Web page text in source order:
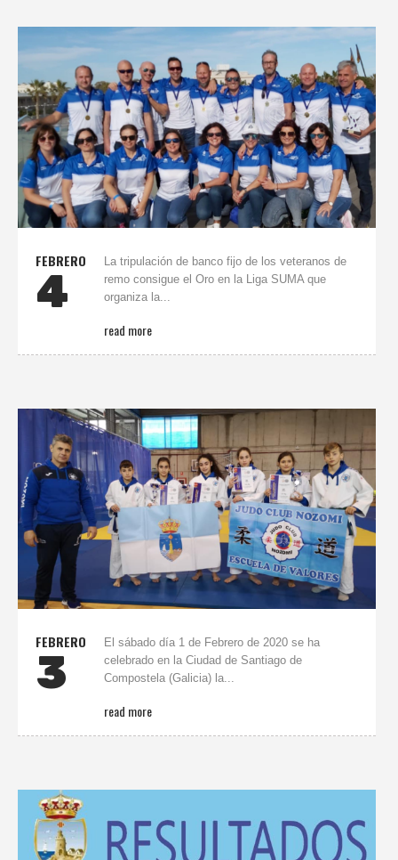
FEBRERO
4
La tripulación de banco fijo de los veteranos de
remo consigue el Oro en la Liga SUMA que
organiza la...
read more
FEBRERO
3
El sábado día 1 de Febrero de 2020 se ha
celebrado en la Ciudad de Santiago de
Compostela (Galicia) la...
read more